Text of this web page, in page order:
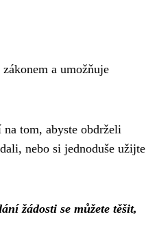
a umožňuje
tom, abyste obdrželi
nebo si jednoduše užijte
žádosti se můžete těšit,